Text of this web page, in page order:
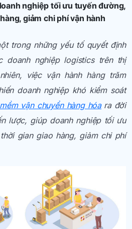
nghiệp tối ưu tuyến đường,
giảm chi phí vận hành
trong những yếu tố quyết định
doanh nghiệp logistics trên thị
việc vận hành hàng trăm
doanh nghiệp khó kiểm soát
vận chuyển hàng hóa ra đời
lược, giúp doanh nghiệp tối ưu
gian giao hàng, giảm chi phí